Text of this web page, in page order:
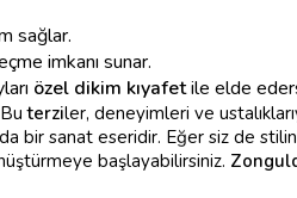
sağlar.
imkanı sunar.
özel dikim kıyafetile elde
Buterziler, deneyimleri ve
bir sanat eseridir. Eğer siz de
başlayabilirsiniz.